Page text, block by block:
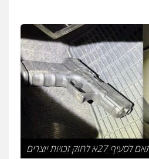
ארבל
חמורה מעצרים וחקירות
דוק
מין סמים והימורים פשיעה
ומעצרים צווארון לבן והונאה
זכויות יוצרים